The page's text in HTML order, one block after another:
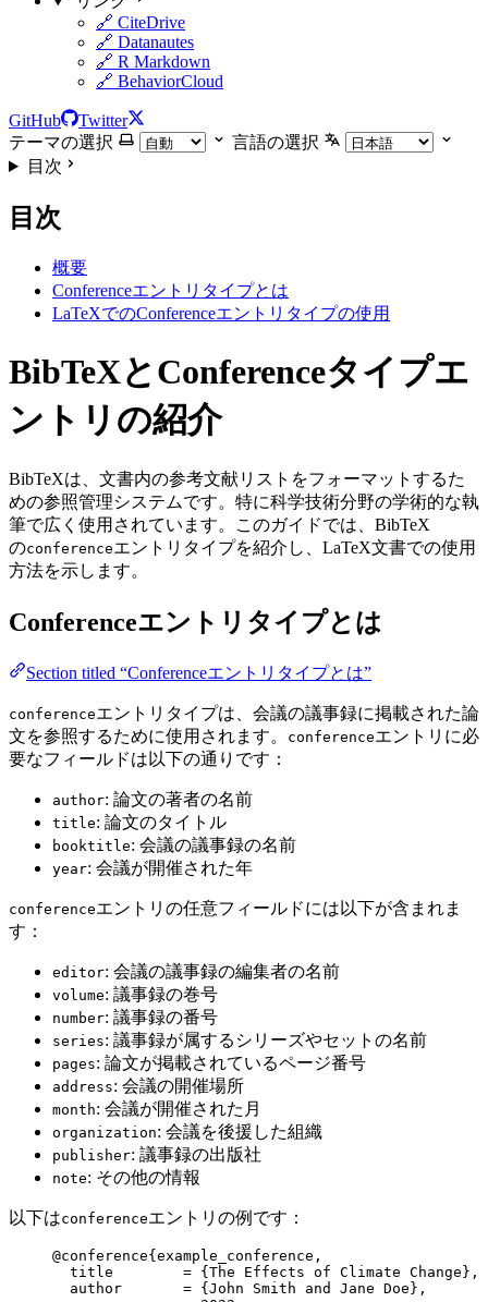
🔗 CiteDrive
🔗 Datanautes
🔗 R Markdown
🔗 BehaviorCloud
GitHub
Twitter
テーマの選択
言語の選択
目次
目次
概要
Conferenceエントリタイプとは
LaTeXでのConferenceエントリタイプの使用
BibTeXとConferenceタイプエ
ントリの紹介
BibTeXは、文書内の参考文献リストをフォーマットするた
めの参照管理システムです。特に科学技術分野の学術的な執
筆で広く使用されています。このガイドでは、BibTeX
のconferenceエントリタイプを紹介し、LaTeX文書での使用
方法を示します。
Conferenceエントリタイプとは
Section titled “Conferenceエントリタイプとは”
conferenceエントリタイプは、会議の議事録に掲載された論
文を参照するために使用されます。
conferenceエントリに必
要なフィールドは以下の通りです：
author: 論文の著者の名前
title: 論文のタイトル
booktitle: 会議の議事録の名前
year: 会議が開催された年
conferenceエントリの任意フィールドには以下が含まれま
す：
editor: 会議の議事録の編集者の名前
volume: 議事録の巻号
number: 議事録の番号
series: 議事録が属するシリーズやセットの名前
pages: 論文が掲載されているページ番号
address: 会議の開催場所
month: 会議が開催された月
organization: 会議を後援した組織
publisher: 議事録の出版社
note: その他の情報
以下はconferenceエントリの例です：
@conference{example_conference,
title
        =
{The Effects of Climate Change} ,
author
       =
{John Smith and Jane Doe} ,